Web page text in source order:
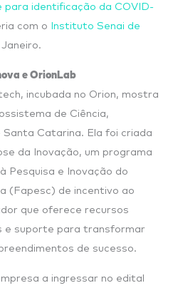
para identificação da COVID-
com o Instituto Senai de
Janeiro.
e OrionLab
incubada no Orion, mostra
de Ciência,
Santa Catarina. Ela foi criada
da Inovação, um programa
Pesquisa e Inovação do
(Fapesc) de incentivo ao
que oferece recursos
e suporte para transformar
de sucesso.
a ingressar no edital